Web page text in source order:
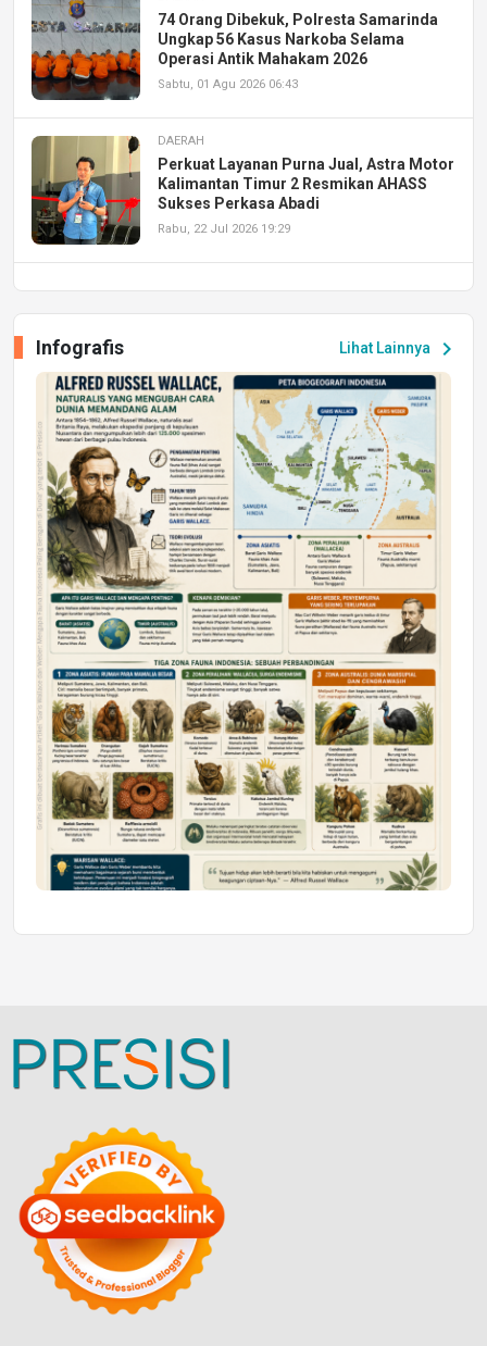
74 Orang Dibekuk, Polresta Samarinda
Ungkap 56 Kasus Narkoba Selama
Operasi Antik Mahakam 2026
Sabtu, 01 Agu 2026 06:43
DAERAH
Perkuat Layanan Purna Jual, Astra Motor
Kalimantan Timur 2 Resmikan AHASS
Sukses Perkasa Abadi
Rabu, 22 Jul 2026 19:29
Peluang Kerja dan Magang
Jumat, 17 Jul 2026 22:30
DAERAH
Astra Motor Kalimantan Timur 2 Dukung
Mahasiswa Samarinda dalam Astra
Honda SDGs Future Leaders 2026
Jumat, 10 Jul 2026 19:01
Lihat Lainnya chevron_right
Infografis